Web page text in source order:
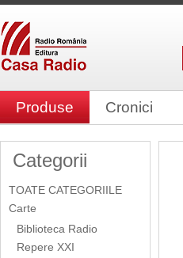
Produse Cronici
Categorii
TOATE CATEGORIILE
Carte
Biblioteca Radio
Repere XXI